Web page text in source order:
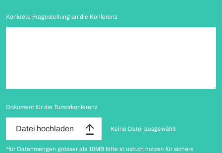
Konkrete Fragestellung an die Konferenz
Dokument für die Tumorkonferenz
Datei hochladen Keine Datei ausgewählt
*für Datenmengen grösser als 10MB bitte st.usb.ch nutzen für sichere